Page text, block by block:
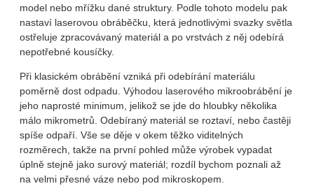
model nebo mřížku dané struktury. Podle tohoto modelu pak
nastaví laserovou obráběčku, která jednotlivými svazky světla
ostřeluje zpracovávaný materiál a po vrstvách z něj odebírá
nepotřebné kousíčky.
Při klasickém obrábění vzniká při odebírání materiálu
poměrně dost odpadu. Výhodou laserového mikroobrábění je
jeho naprosté minimum, jelikož se jde do hloubky několika
málo mikrometrů. Odebíraný materiál se roztaví, nebo častěji
spíše odpaří. Vše se děje v okem těžko viditelných
rozměrech, takže na první pohled může výrobek vypadat
úplně stejně jako surový materiál; rozdíl bychom poznali až
na velmi přesné váze nebo pod mikroskopem.